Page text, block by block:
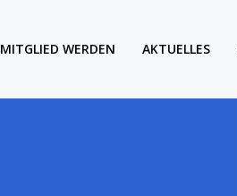
MITGLIED WERDEN AKTUELLES